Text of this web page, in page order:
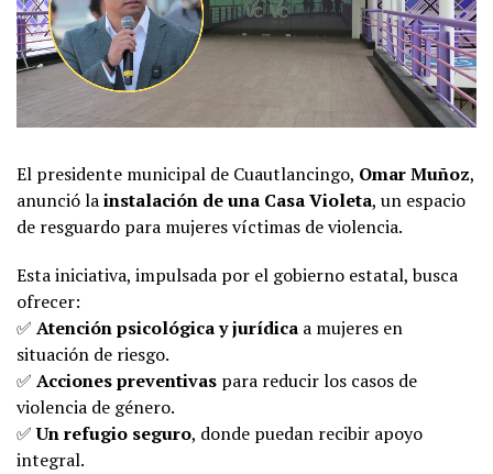
El presidente municipal de Cuautlancingo, Omar Muñoz,
anunció lainstalación de una Casa Violeta, un espacio
de resguardo para mujeres víctimas de violencia.
Esta iniciativa, impulsada por el gobierno estatal, busca
ofrecer:
✅ Atención psicológica y jurídica a mujeres en
situación de riesgo.
✅ Acciones preventivas para reducir los casos de
violencia de género.
✅Un refugio seguro, donde puedan recibir apoyo
integral.